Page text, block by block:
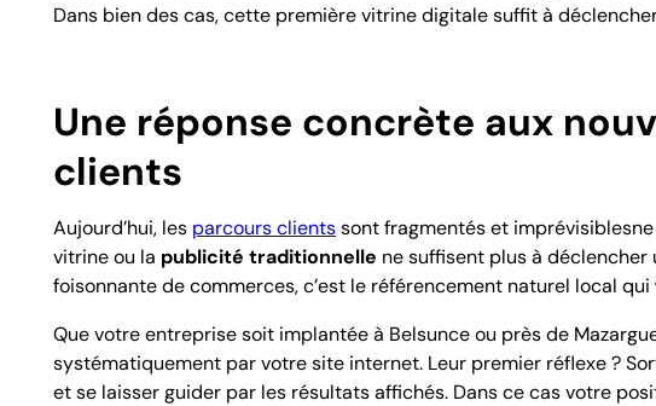
Dans bien des cas, cette première vitrine digitale suffit à
Une réponse concrète aux
clients
Aujourd’hui, les parcours clientssont fragmentés et imprévisibles
vitrine ou la publicité traditionnelle ne suffisent plus à déclencher
foisonnante de commerces, c’est le référencement naturel local qui
Que votre entreprise soit implantée à Belsunce ou près de
systématiquement par votre site internet. Leur premier réflexe ?
et se laisser guider par les résultats affichés. Dans ce casvotre